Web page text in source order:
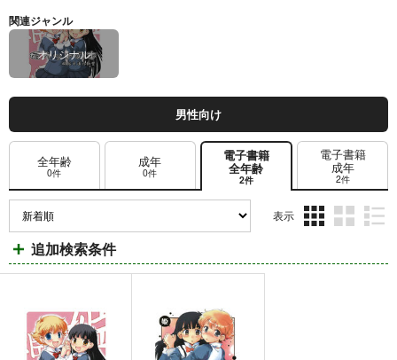
関連ジャンル
オリジナル
男性向け
全年齢
0件
成年
0件
電子書籍
全年齢
2件
電子書籍
成年
2件
表示
ム
ム
ム
追加検索条件